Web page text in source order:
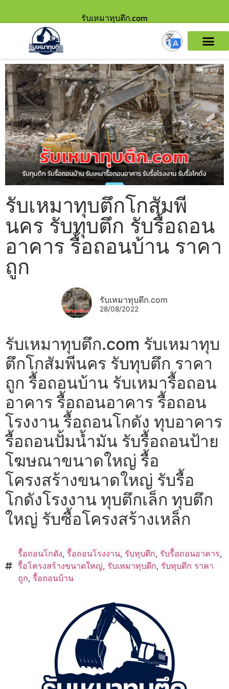
รับเหมาทุบตึก.com
รับเหมาทุบตึกโกสัมพี
นคร รับทุบตึก รับรื้อถอน
อาคาร รื้อถอนบ้าน ราคา
ถูก
รับเหมาทุบตึก.com
28/08/2022
รับเหมาทุบตึก.com รับเหมาทุบ
ตึกโกสัมพีนคร รับทุบตึก ราคา
ถูก รื้อถอนบ้าน รับเหมารื้อถอน
อาคาร รื้อถอนอาคาร รื้อถอน
โรงงาน รื้อถอนโกดัง ทุบอาคาร
รื้อถอนปั้มน้ำมัน รับรื้อถอนป้าย
โฆษณาขนาดใหญ่ รื้อ
โครงสร้างขนาดใหญ่ รับรื้อ
โกดังโรงงาน ทุบตึกเล็ก ทุบตึก
ใหญ่ รับซื้อโครงสร้างเหล็ก
รื้อถอนโกดัง, รื้อถอนโรงงาน, รับทุบตึก, รับรื้อถอนอาคาร,
รื้อโครงสร้างขนาดใหญ่, รับเหมาทุบตึก, รับทุบตึก ราคา
ถูก, รื้อถอนบ้าน